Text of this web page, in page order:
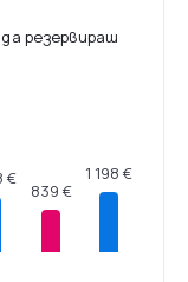
резервираш
€
839 €
1 198 €